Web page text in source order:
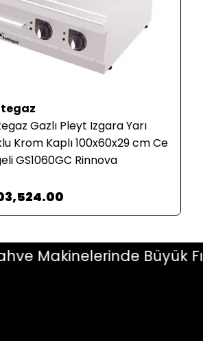
Gazlı Pleyt Izgara Yarı
Krom Kaplı 100x60x29 cm Ce
GS1060GC Rinnova
Makinelerinde Büyük